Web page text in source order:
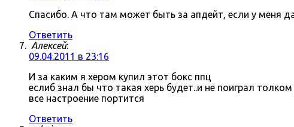
Спасибо. А что там может быть за апдейт, если у меня
Ответить
Алексей:
09.04.2011 в 23:16
И за каким я хером купил этот бокс ппц
еслиб знал бы что такая херь будет..и не поиграл
все настроение портится
Ответить